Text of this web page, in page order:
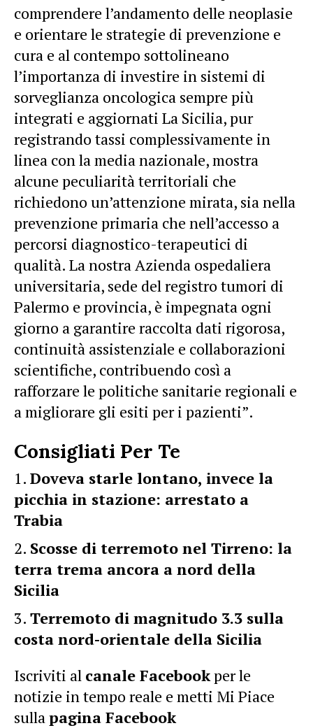
comprendere l’andamento delle neoplasie
e orientare le strategie di prevenzione e
cura e al contempo sottolineano
l’importanza di investire in sistemi di
sorveglianza oncologica sempre più
integrati e aggiornati La Sicilia, pur
registrando tassi complessivamente in
linea con la media nazionale, mostra
alcune peculiarità territoriali che
richiedono un’attenzione mirata, sia nella
prevenzione primaria che nell’accesso a
percorsi diagnostico-terapeutici di
qualità. La nostra Azienda ospedaliera
universitaria, sede del registro tumori di
Palermo e provincia, è impegnata ogni
giorno a garantire raccolta dati rigorosa,
continuità assistenziale e collaborazioni
scientifiche, contribuendo così a
rafforzare le politiche sanitarie regionali e
a migliorare gli esiti per i pazienti”.
Consigliati Per Te
Doveva starle lontano, invece la
picchia in stazione: arrestato a
Trabia
Scosse di terremoto nel Tirreno: la
terra trema ancora a nord della
Sicilia
Terremoto di magnitudo 3.3 sulla
costa nord-orientale della Sicilia
Iscriviti al canale Facebookper le
notizie in tempo reale e metti Mi Piace
sullapagina Facebook